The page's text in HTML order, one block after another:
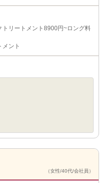
リートメント8900円~ロング料
メント
（女性/40代/会社員）